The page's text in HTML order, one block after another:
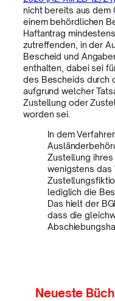
nicht bereits aus
einem behördlichen
Haftantrag
zutreffenden, in der
Bescheid und
enthalten, dabei sei
des Bescheids durch
aufgrund welcher
Zustellung oder
worden sei.
In dem
Zustellung
wenigstens das
lediglich die
Das hielt der
dass die
Neueste